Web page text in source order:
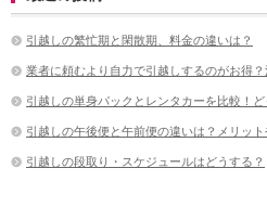
引越しの繁忙期と閑散期、料金の違いは？
業者に頼むより自力で引越しするのがお得？
引越しの単身パックとレンタカーを比較！ど
引越しの午後便と午前便の違いは？メリット
引越しの段取り・スケジュールはどうする？